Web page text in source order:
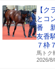
【ク
とコ
番 新
友香
７枠
馬トク
2026/